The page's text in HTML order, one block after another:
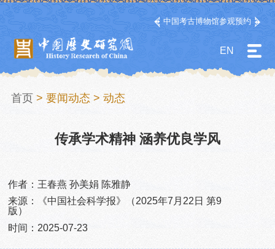
中国考古博物馆参观预约
EN
首页 > 要闻动态> 动态
传承学术精神 涵养优良学风
作者：王春燕 孙美娟 陈雅静
来源：《中国社会科学报》（2025年7月22日 第9
版）
时间：2025-07-23